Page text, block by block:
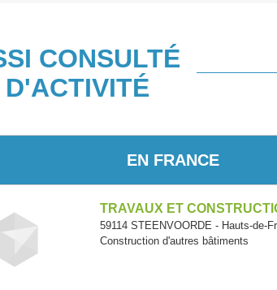
CONSULTÉ
EN FRANCE
TRAVAUX ET
59114 STEENVOORDE - Hauts-de-
Construction d'autres bâtiments